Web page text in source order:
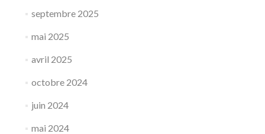
septembre 2025
mai 2025
avril 2025
octobre 2024
juin 2024
mai 2024